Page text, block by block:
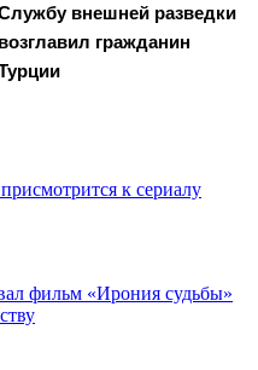
внешней разведки
возглавил гражданин
к сериалу
фильм «Ирония судьбы»